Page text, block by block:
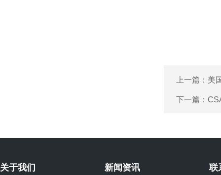
上一篇： 美
下一篇：
关于我们 新闻资讯 联